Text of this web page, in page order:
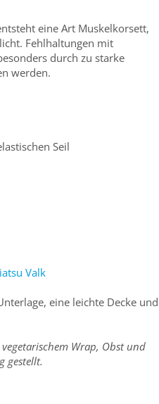
eine Art Muskelkorsett,
Fehlhaltungen mit
durch zu starke
werden.
Seil
Valk
eine leichte Decke und
Wrap, Obst und
gestellt.